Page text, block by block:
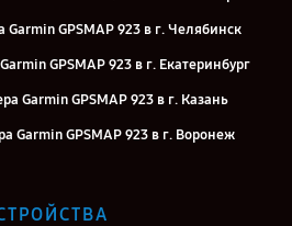
Garmin GPSMAP 923 в г. Челябинск
GPSMAP 923 в г. Екатеринбург
Garmin GPSMAP 923 в г. Казань
Garmin GPSMAP 923 в г. Воронеж
Garmin GPSMAP 923 в г. Самара